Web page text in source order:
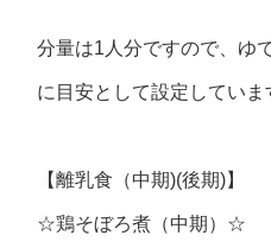
分量は1人分ですので、ゆ
に目安として設定していま
【離乳食（中期)(後期)】
☆鶏そぼろ煮（中期）☆